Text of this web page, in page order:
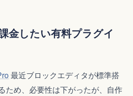
金したい有料プラグイ
最近ブロックエディタが標準搭
ため、必要性は下がったが、自作